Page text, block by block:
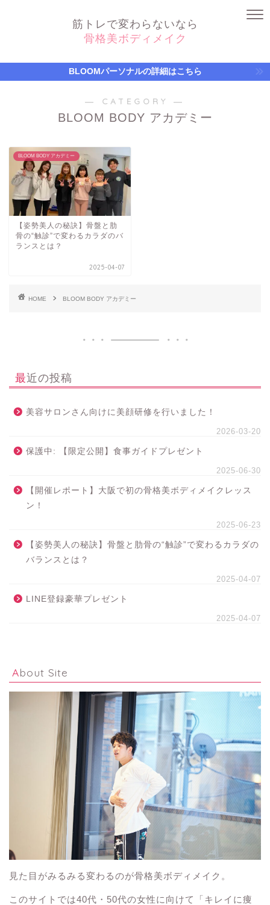
筋トレで変わらないなら
骨格美ボディメイク
BLOOMパーソナルの詳細はこちら
― CATEGORY ―
BLOOM BODY アカデミー
BLOOM BODY アカデミー
【姿勢美人の秘訣】骨盤と肋
骨の“触診”で変わるカラダのバ
ランスとは？
2025-04-07
HOME BLOOM BODY アカデミー
最近の投稿
美容サロンさん向けに美顔研修を行いました！
2026-03-20
保護中: 【限定公開】食事ガイドプレゼント
2025-06-30
【開催レポート】大阪で初の骨格美ボディメイクレッス
ン！
2025-06-23
【姿勢美人の秘訣】骨盤と肋骨の“触診”で変わるカラダの
バランスとは？
2025-04-07
LINE登録豪華プレゼント
2025-04-07
About Site
見た目がみるみる変わるのが骨格美ボディメイク。
このサイトでは40代・50代の女性に向けて「キレイに痩